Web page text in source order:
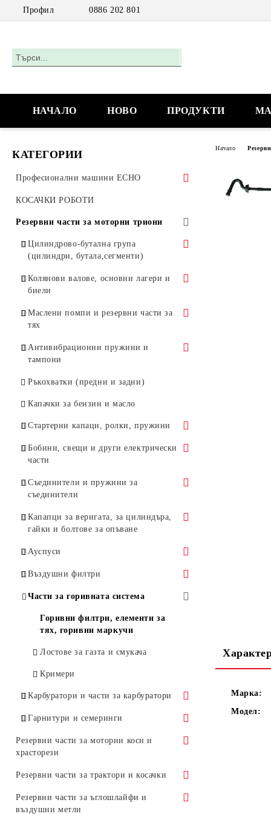
Профил 0886 202 801
НАЧАЛО НОВО ПРОДУКТИ
КАТЕГОРИИ
Професионални машини ECHO
Акумулаторни машини
Моторни триони
Моторни триони за работа с една
ръка
Въздушни метли
КОСАЧКИ РОБОТИ
Резервни части за моторни триони
Цилиндрово-бутална група
(цилиндри, бутала,сегменти)
Цилиндри
Цилиндри за други моторни
Бутала за Stihl
Бутала за други марки
Колянови валове, основни лагери и
биели
Колянови валове и основни лагери
Маслени помпи и резервни части за
тях
Маслени помпи
Антивибрационни пружини и
тампони
Тампони
Антивибрационни пружини
Ръкохватки (предни и задни)
Капачки за бензин и масло
Стартерни капаци, ролки, пружини
Стартерни капаци
Стартерни пружини
Стартерни дръжки и въжета
Бобини, свещи и други електрически
части
Бобини
Бобини за STIHL
Стоп ключове
Маховик
Съединители и пружини за
съединители
Съединители
Капапци за веригата, за цилиндъра,
гайки и болтове за опъване
Капапци за веригата
Капаци за цилиндъра
Болтове за опъване, планки,
Гребени
Ауспуси
Ауспуси за HUSQVARNA
Ауспуси за STIHL
Въздушни филтри
Филтри въздушни за
Филтри въздушни за STIHL
За други марки моторни триони
Части за горивната система
Горивни филтри, елементи за
тях, горивни маркучи
Лостове за газта и смукача
Кримери
Карбуратори и части за карбуратори
Карбуратори
Карбуратори за HUSQVARNA
Комплекти за ремонт на
карбуратори
За ремонт на карбуратори на
За ремонт на карбуратори на
Гарнитури и семеринги
Гарнитури
Резервни части за моторни коси и
храсторези
Цилиндри
Бутала
Резервни части за трактори и косачки
Акумулатори
Резервни части за ъглошлайфи и
въздушни метли
Начало
Марка:
Модел: